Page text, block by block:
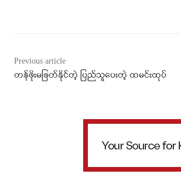
Previous article
တန်ဖိုးမဖြတ်နိုင်တဲ့ ပြည်သူပေးတဲ့ ထမင်းထုပ်